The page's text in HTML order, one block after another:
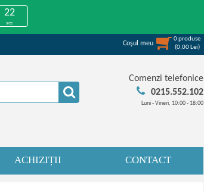
22
sec
Coşul meu
0produse
(0,00 Lei)
Comenzi telefonice
0215.552.102
Luni - Vineri, 10:00 - 18:00
ACHIZIȚII CONTACT